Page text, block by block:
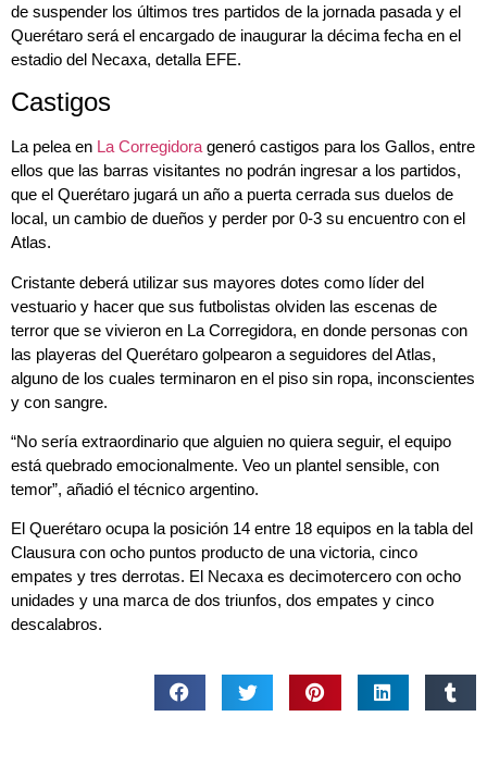
de suspender los últimos tres partidos de la jornada pasada y el
Querétaro será el encargado de inaugurar la décima fecha en el
estadio del Necaxa, detalla EFE.
Castigos
La pelea en La Corregidora generó castigos para los Gallos, entre
ellos que las barras visitantes no podrán ingresar a los partidos,
que el Querétaro jugará un año a puerta cerrada sus duelos de
local, un cambio de dueños y perder por 0-3 su encuentro con el
Atlas.
Cristante deberá utilizar sus mayores dotes como líder del
vestuario y hacer que sus futbolistas olviden las escenas de
terror que se vivieron en La Corregidora, en donde personas con
las playeras del Querétaro golpearon a seguidores del Atlas,
alguno de los cuales terminaron en el piso sin ropa, inconscientes
y con sangre.
“No sería extraordinario que alguien no quiera seguir, el equipo
está quebrado emocionalmente. Veo un plantel sensible, con
temor”, añadió el técnico argentino.
El Querétaro ocupa la posición 14 entre 18 equipos en la tabla del
Clausura con ocho puntos producto de una victoria, cinco
empates y tres derrotas. El Necaxa es decimotercero con ocho
unidades y una marca de dos triunfos, dos empates y cinco
descalabros.